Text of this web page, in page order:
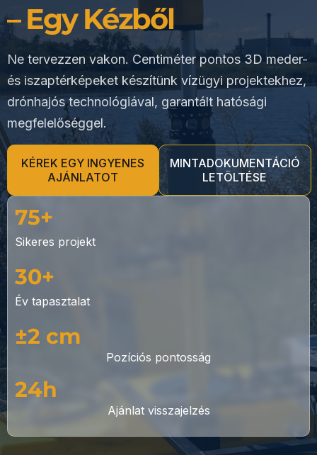
– Egy Kézből
Ne tervezzen vakon. Centiméter pontos 3D meder-
és iszaptérképeket készítünk vízügyi projektekhez,
drónhajós technológiával, garantált hatósági
megfelelőséggel.
KÉREK EGY INGYENES
AJÁNLATOT
MINTADOKUMENTÁCIÓ
LETÖLTÉSE
75+
Sikeres projekt
30+
Év tapasztalat
±2 cm
Pozíciós pontosság
24h
Ajánlat visszajelzés